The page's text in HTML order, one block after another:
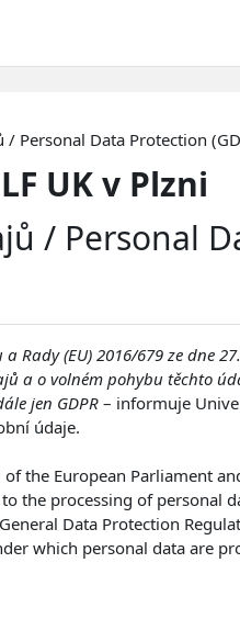
Personal Data Protection
UK v Plzni
/ Personal
Rady (EU) 2016/679 ze dne
a o volném pohybu těchto
jen GDPR – informuje
údaje.
the European Parliament
the processing of personal
Data Protection
which personal data are